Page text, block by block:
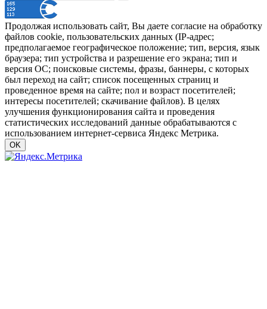
Продолжая использовать сайт, Вы даете согласие на обработку
файлов cookie, пользовательских данных (IP-адрес;
предполагаемое географическое положение; тип, версия, язык
браузера; тип устройства и разрешение его экрана; тип и
версия ОС; поисковые системы, фразы, баннеры, с которых
был переход на сайт; список посещенных страниц и
проведенное время на сайте; пол и возраст посетителей;
интересы посетителей; скачивание файлов). В целях
улучшения функционирования сайта и проведения
статистических исследований данные обрабатываются с
использованием интернет-сервиса Яндекс Метрика.
OK